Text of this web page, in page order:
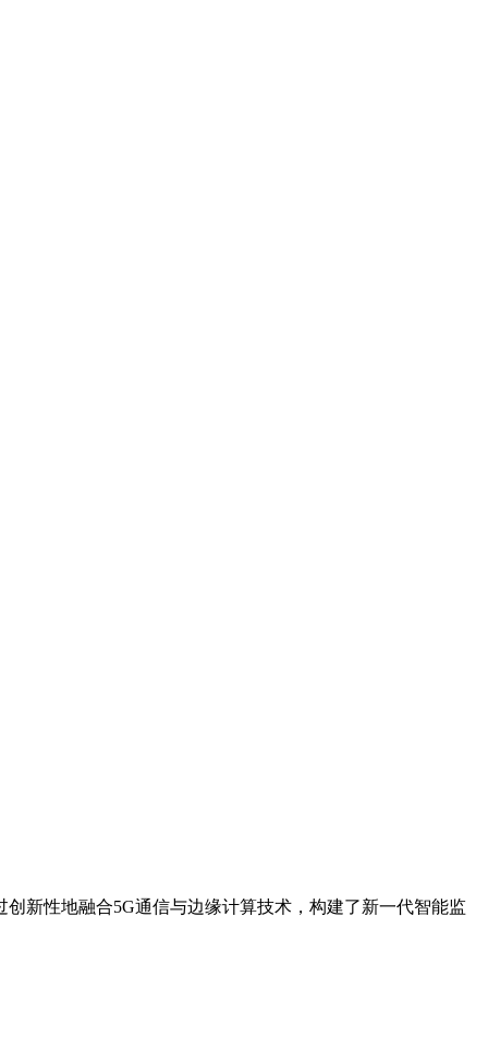
新性地融合5G通信与边缘计算技术，构建了新一代智能监